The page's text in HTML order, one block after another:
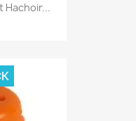
Hachoir...